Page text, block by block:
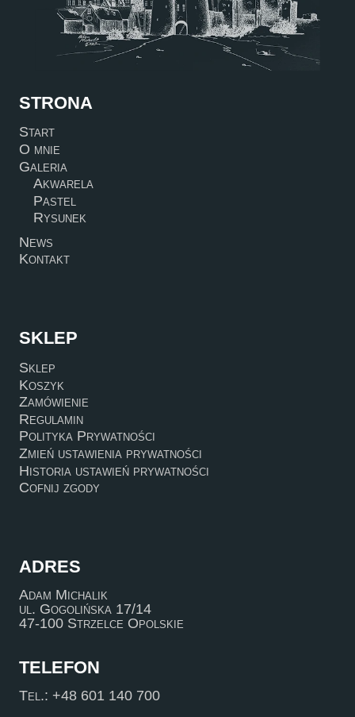
STRONA
Start
O mnie
Galeria
Akwarela
Pastel
Rysunek
News
Kontakt
SKLEP
Sklep
Koszyk
Zamówienie
Regulamin
Polityka Prywatności
Zmień ustawienia prywatności
Historia ustawień prywatności
Cofnij zgody
ADRES
Adam Michalik
ul. Gogolińska 17/14
47-100 Strzelce Opolskie
TELEFON
Tel.: +48 601 140 700